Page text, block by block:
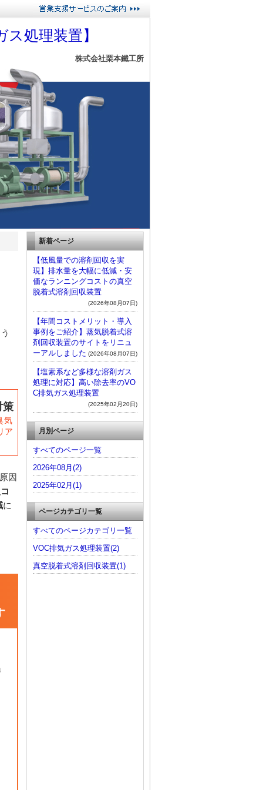
処理装置】
株式会社栗本鐵工所
策
気
ア
因
に
新着ページ
【低風量での溶剤回収を実
現】排水量を大幅に低減・安
価なランニングコストの真空
脱着式溶剤回収装置
(2026年08月07日)
【年間コストメリット・導入
事例をご紹介】蒸気脱着式溶
剤回収装置のサイトをリニュ
ーアルしました (2026年08月07日)
【塩素系など多様な溶剤ガス
処理に対応】高い除去率のVO
C排気ガス処理装置
(2025年02月20日)
月別ページ
すべてのページ一覧
2026年08月(2)
2025年02月(1)
ページカテゴリ一覧
すべてのページカテゴリ一覧
VOC排気ガス処理装置(2)
真空脱着式溶剤回収装置(1)